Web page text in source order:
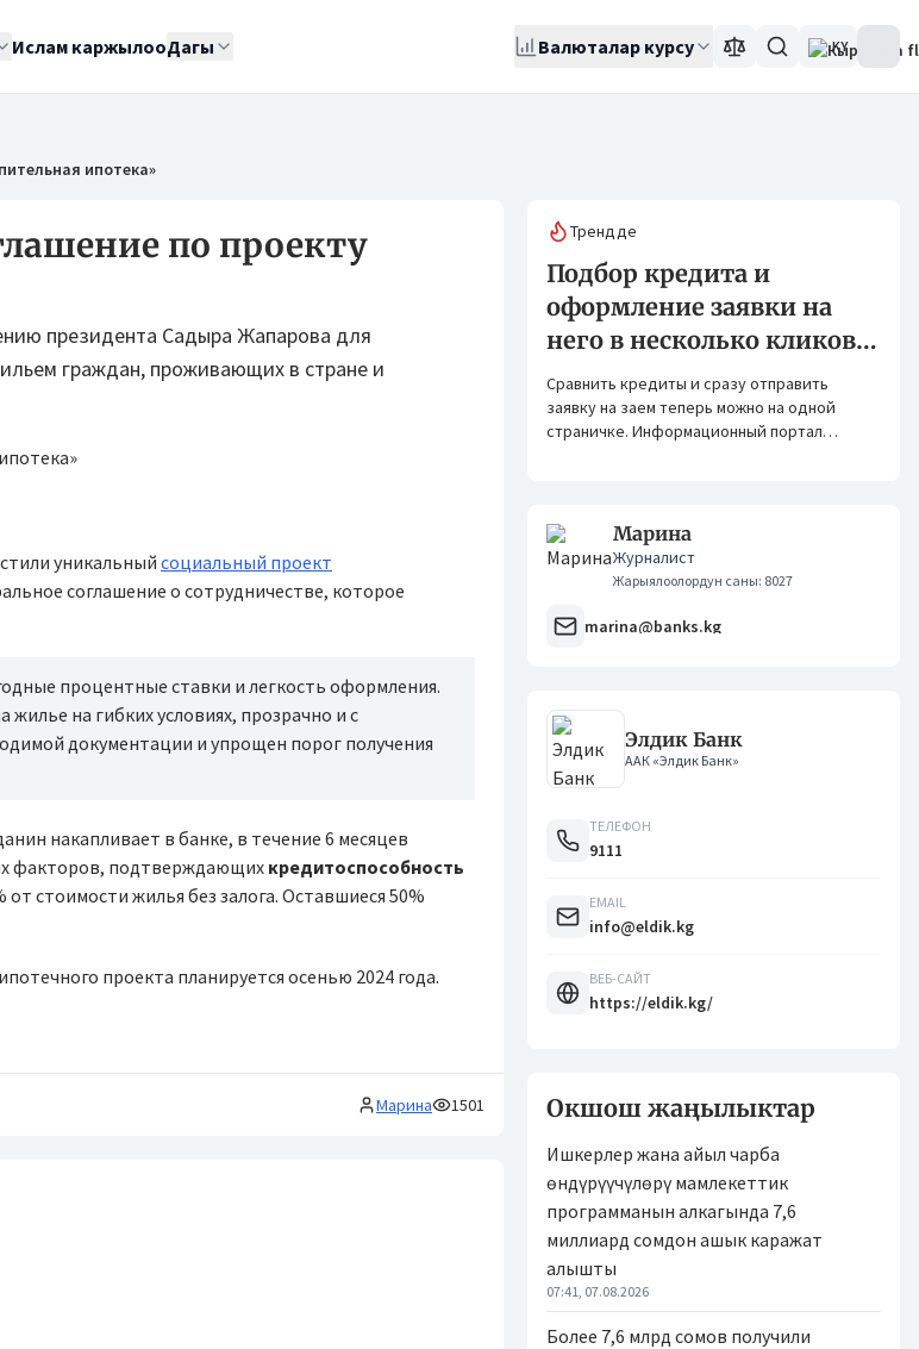
Ислам каржылооДагы Валюталар курсу KY
ипотека»
по проекту
президента Садыра Жапарова для
граждан, проживающих в стране и
уникальный социальный проект
соглашение о сотрудничестве, которое
процентные ставки и легкость оформления.
на гибких условиях, прозрачно и с
документации и упрощен порог получения
накапливает в банке, в течение 6 месяцев
факторов, подтверждающих кредитоспособность
стоимости жилья без залога. Оставшиеся 50%
проекта планируется осенью 2024 года.
Марина 1501
Трендде
Подбор кредита и
оформление заявки на
него в несколько кликов:
Banks.kg и Bank.kg стали
партнерами
Сравнить кредиты и сразу отправить
заявку на заем теперь можно на одной
страничке. Информационный портал
Марина
Журналист
Жарыялоолордун саны: 8027
marina@banks.kg
Элдик Банк
ААК «Элдик Банк»
ТЕЛЕФОН
9111
EMAIL
info@eldik.kg
ВЕБ-САЙТ
https://eldik.kg/
Окшош жаңылыктар
Ишкерлер жана айыл чарба
өндүрүүчүлөрү мамлекеттик
программанын алкагында 7,6
миллиард сомдон ашык каражат
алышты
07:41, 07.08.2026
Более 7,6 млрд сомов получили